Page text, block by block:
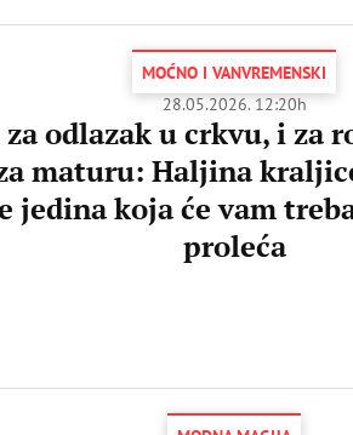
MOĆNO I VANVREMENSKI
28.05.2026. 12:20h
odlazak u crkvu, i za
maturu: Haljina
jedina koja će vam
proleća